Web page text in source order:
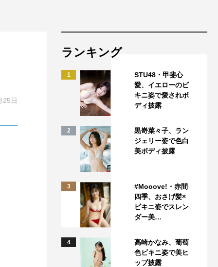
25日
ランキング
1
STU48・甲斐心
愛、イエローのビ
キニ姿で愛されボ
ディ披露
2
黒嵜菜々子、ラン
ジェリー姿で色白
美ボディ披露
3
#Mooove!・赤間
四季、おさげ髪×
ビキニ姿でスレン
ダー美…
4
高崎かなみ、葡萄
色ビキニ姿で美ヒ
ップ披露